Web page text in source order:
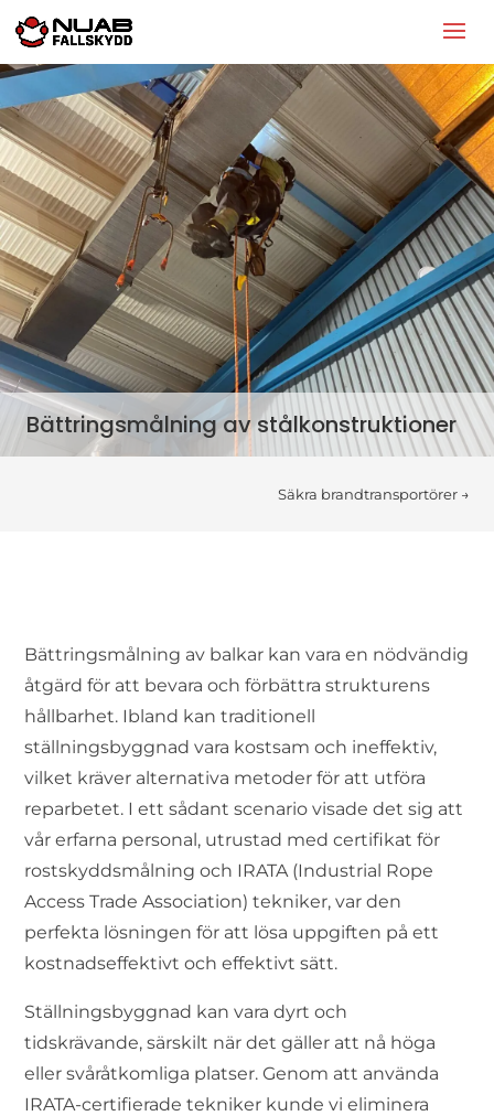
Bättringsmålning av stålkonstruktioner
Säkra brandtransportörer→
Bättringsmålning av balkar kan vara en nödvändig
åtgärd för att bevara och förbättra strukturens
hållbarhet. Ibland kan traditionell
ställningsbyggnad vara kostsam och ineffektiv,
vilket kräver alternativa metoder för att utföra
reparbetet. I ett sådant scenario visade det sig att
vår erfarna personal, utrustad med certifikat för
rostskyddsmålning och IRATA (Industrial Rope
Access Trade Association) tekniker, var den
perfekta lösningen för att lösa uppgiften på ett
kostnadseffektivt och effektivt sätt.
Ställningsbyggnad kan vara dyrt och
tidskrävande, särskilt när det gäller att nå höga
eller svåråtkomliga platser. Genom att använda
IRATA-certifierade tekniker kunde vi eliminera